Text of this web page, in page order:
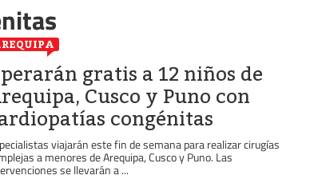
gratis a 12 niños de
Cusco y Puno con
congénitas
viajarán este fin de semana para realizar cirugías
a menores de Arequipa, Cusco y Puno. Las
se llevarán a ...